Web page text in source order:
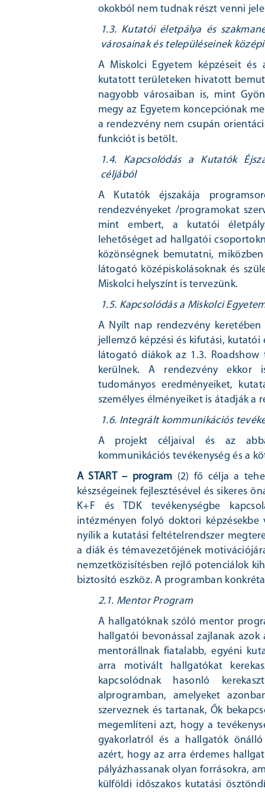
okokból nem tudnak részt venni
1.3. Kutatói életpálya és
városainak és településeinek
A Miskolci Egyetem képzéseit
kutatott területeken hivatott
nagyobb városaiban is, mint
megy az Egyetem koncepciónak
a rendezvény nem csupán
funkciót is betölt.
1.4. Kapcsolódás a Kutatók
céljából
A Kutatók éjszakája
rendezvényeket /programokat
mint embert, a kutatói
lehetőséget ad hallgatói
közönségnek bemutatni,
látogató középiskolásoknak és
Miskolci helyszínt is tervezünk.
1.5. Kapcsolódás a Miskolci
A Nyílt nap rendezvény
jellemző képzési és kifutási,
látogató diákok az 1.3. Roadshow
kerülnek. A rendezvény ekkor
tudományos eredményeiket,
személyes élményeiket is átadják a
1.6. Integrált kommunikációs
A projekt céljaival és az
kommunikációs tevékenység és a
A START – program (2) fő célja a
készségeinek fejlesztésével és sikeres
K+F és TDK tevékenységbe
intézményen folyó doktori
nyílik a kutatási feltételrendszer
a diák és témavezetőjének
nemzetközisítésben rejlő potenciálok
biztosító eszköz. A programban
2.1. Mentor Program
A hallgatóknak szóló mentor
hallgatói bevonással zajlanak
mentorállnak fiatalabb, egyéni
arra motivált hallgatókat
kapcsolódnak hasonló
alprogramban, amelyeket
szerveznek és tartanak, Ők
megemlíteni azt, hogy a
gyakorlatról és a hallgatók
azért, hogy az arra érdemes
pályázhassanak olyan forrásokra,
külföldi időszakos kutatási